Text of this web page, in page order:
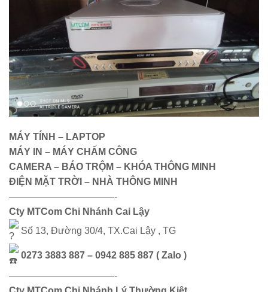
MÁY TÍNH – LAPTOP
MÁY IN – MÁY CHẤM CÔNG
CAMERA – BÁO TRỘM – KHÓA THÔNG MINH
ĐIỆN MẶT TRỜI – NHÀ THÔNG MINH
———————————-
Cty MTCom Chi Nhánh Cai Lậy
Số 13, Đường 30/4, TX.Cai Lậy , TG
0273 3883 887 – 0942 885 887 ( Zalo )
———————————-